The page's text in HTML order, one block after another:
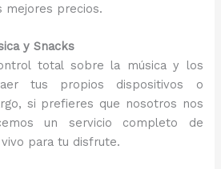
mejores precios.
y Snacks
total sobre la música y los
tus propios dispositivos o
si prefieres que nosotros nos
un servicio completo de
para tu disfrute.